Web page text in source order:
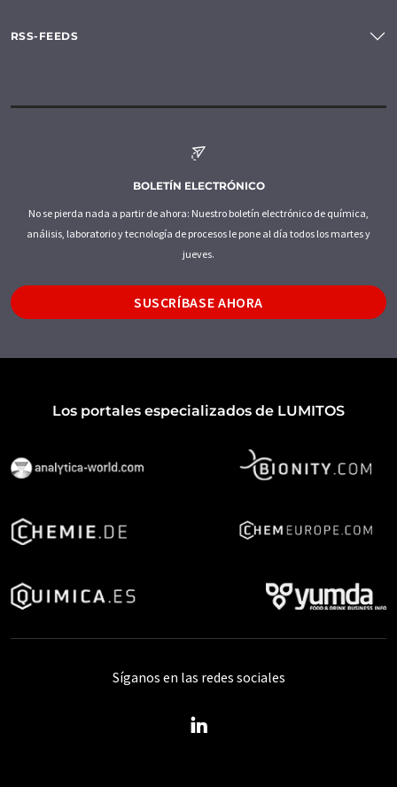
RSS-FEEDS
BOLETÍN ELECTRÓNICO
No se pierda nada a partir de ahora: Nuestro boletín electrónico de química,
análisis, laboratorio y tecnología de procesos le pone al día todos los martes y
jueves.
SUSCRÍBASE AHORA
Los portales especializados de LUMITOS
Síganos en las redes sociales